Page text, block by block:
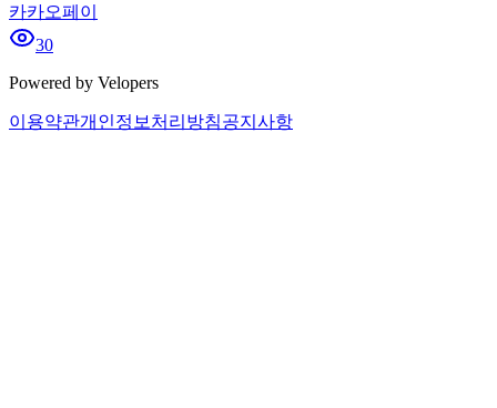
카카오페이
30
Powered by Velopers
이용약관개인정보처리방침공지사항